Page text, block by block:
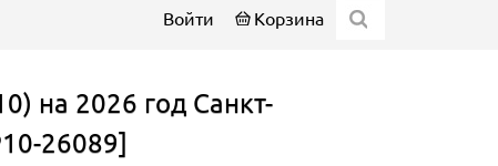
Войти Корзина
на 2026 год Санкт-
26089]